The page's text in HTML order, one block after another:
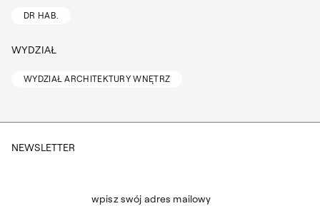
DR HAB.
WYDZIAŁ
WYDZIAŁ ARCHITEKTURY WNĘTRZ
NEWSLETTER
wpisz swój adres mailowy